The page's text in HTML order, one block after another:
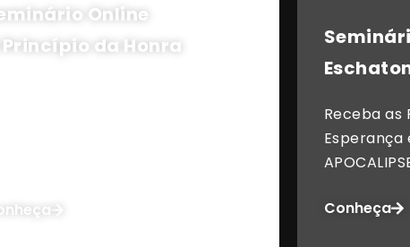
Online
Princípio da Honra
Receba as
Esperança
Conheça